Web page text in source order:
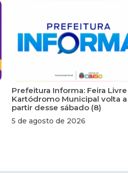
Prefeitura Informa: Feira
Kartódromo Municipal volta a
partir desse sábado (8)
5 de agosto de 2026